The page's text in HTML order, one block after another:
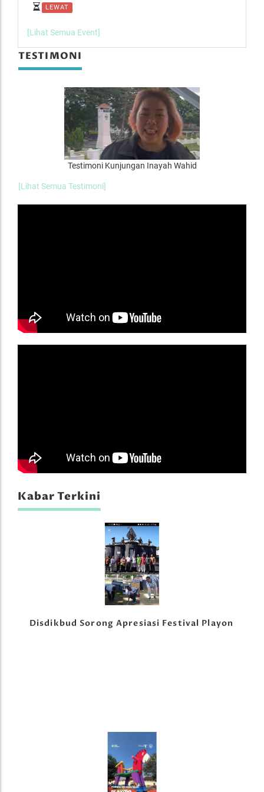
LEWAT
[Lihat Semua Event]
TESTIMONI
Testimoni Kunjungan Inayah Wahid
[Lihat Semua Testimoni]
Kabar Terkini
Disdikbud Sorong Apresiasi Festival Playon